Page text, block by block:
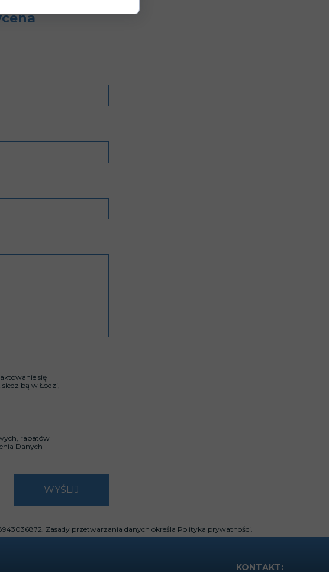
Zasady przetwarzania danych określa Polityka prywatności.
się
w Łodzi,
rabatów
Danych
WYŚLIJ
KONTAKT: